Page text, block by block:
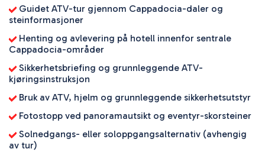
Guidet ATV-tur gjennom Cappadocia-daler og
steinformasjoner
Henting og avlevering på hotell innenfor sentrale
Cappadocia-områder
Sikkerhetsbriefing og grunnleggende ATV-
kjøringsinstruksjon
Bruk av ATV, hjelm og grunnleggende sikkerhetsutstyr
Fotostopp ved panoramautsikt og eventyr-skorsteiner
Solnedgangs- eller soloppgangsalternativ (avhengig
av tur)